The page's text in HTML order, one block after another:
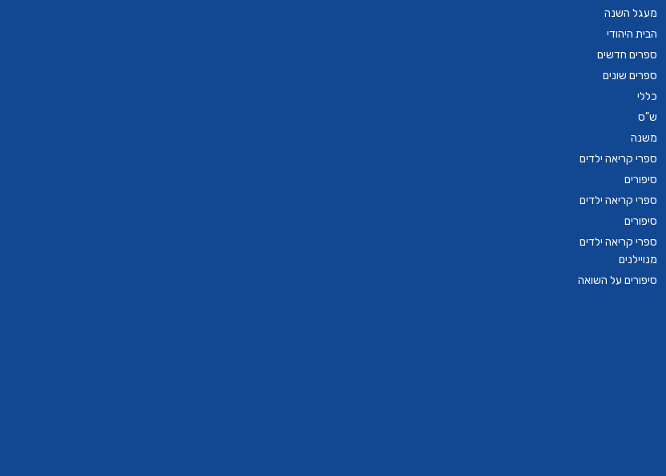
מעגל השנה
הבית היהודי
ספרים חדשים
ספרים שונים
כללי
ש"ס
משנה
ספרי קריאה ילדים
סיפורים
ספרי קריאה ילדים
סיפורים
ספרי קריאה ילדים
מנויילנים
סיפורים על השואה